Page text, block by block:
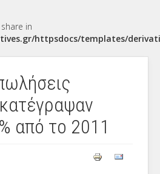
in
httpsdocs/templates/
από το 2011